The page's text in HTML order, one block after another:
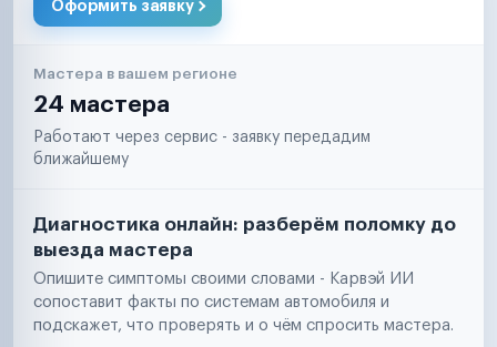
Оформить заявку
Мастера в вашем регионе
24 мастера
Работают через сервис - заявку передадим
ближайшему
Диагностика онлайн: разберём поломку до
выезда мастера
Опишите симптомы своими словами - Карвэй ИИ
сопоставит факты по системам автомобиля и
подскажет, что проверять и о чём спросить мастера.